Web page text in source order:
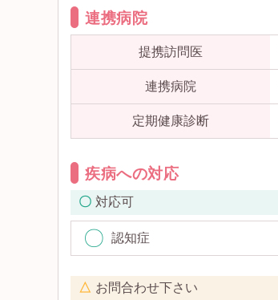
連携病院
提携訪問医
連携病院
定期健康診断
疾病への対応
対応可
認知症
お問合わせ下さい